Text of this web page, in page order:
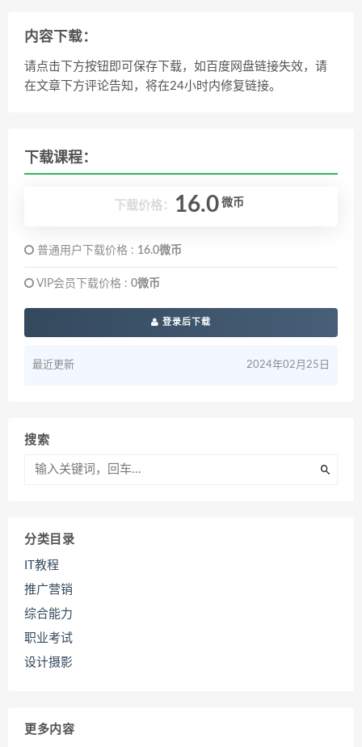
内容下载：
请点击下方按钮即可保存下载，如百度网盘链接失效，请
在文章下方评论告知，将在24小时内修复链接。
下载课程：
下载价格： 16.0 微币
普通用户下载价格 : 16.0微币
VIP会员下载价格 : 0微币
登录后下载
最近更新 2024年02月25日
搜索
分类目录
IT教程
推广营销
综合能力
职业考试
设计摄影
更多内容